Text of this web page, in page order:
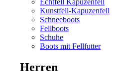
Kunstfell-Kapuzenfell
Schneeboots
Fellboots
Schuhe
Boots mit Fellfutter
Herren